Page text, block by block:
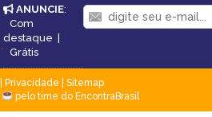
ANUNCIE:
Com
destaque |
Grátis
Privacidade
Sitemap
pelo time do EncontraBrasil